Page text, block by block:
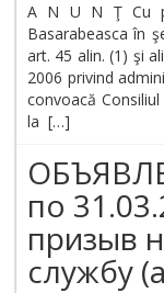
A N U N Ţ Cu
Basarabeasca
art. 45 alin. (1) şi
2006 privind
convoacă
la […]
по
призыв
службу